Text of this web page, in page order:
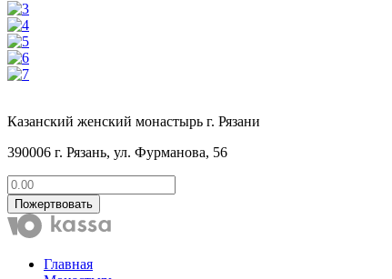
Казанский женский монастырь г. Рязани
390006 г. Рязань, ул. Фурманова, 56
Пожертвовать
Главная